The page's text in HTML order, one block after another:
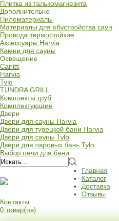
Плитка из талькомагнезита
Дополнительно
Пиломатериалы
Материалы для обустройства саун
Провода термостойкие
Аксессуары Harvia
Камни для сауны
Освещение
Cariitti
Harvia
Tylo
TUNDRA GRILL
Комплекты труб
Комплектующие
Двери
Двери для сауны Harvia
Двери для турецкой бани Harvia
Двери для сауны Tylo
Двери для паровых бань Tylo
Выбор печи для бани
Главная
Каталог
Доставка
Отзывы
Контакты
0 товар(ов)